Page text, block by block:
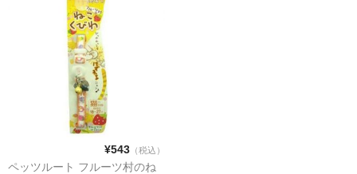
粉末タイプ
ゼリータイプ
¥543（税込）
ペッツルート フルーツ村のね